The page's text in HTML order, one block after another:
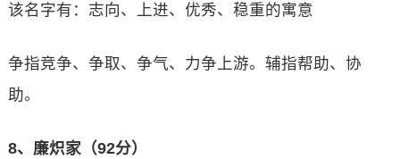
该名字有：志向、上进、优秀、稳重的寓意
争指竞争、争取、争气、力争上游。辅指帮助、协
助。
8、廉炽家（92分）